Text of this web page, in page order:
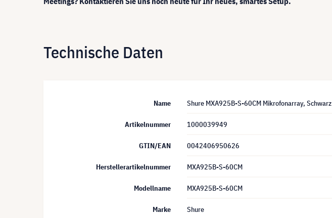
Technische Daten
Name Shure MXA925B-S-60CM Mikrofonarray, Schwarz
Artikelnummer 1000039949
GTIN/EAN 0042406950626
Herstellerartikelnummer MXA925B-S-60CM
Modellname MXA925B-S-60CM
Marke Shure